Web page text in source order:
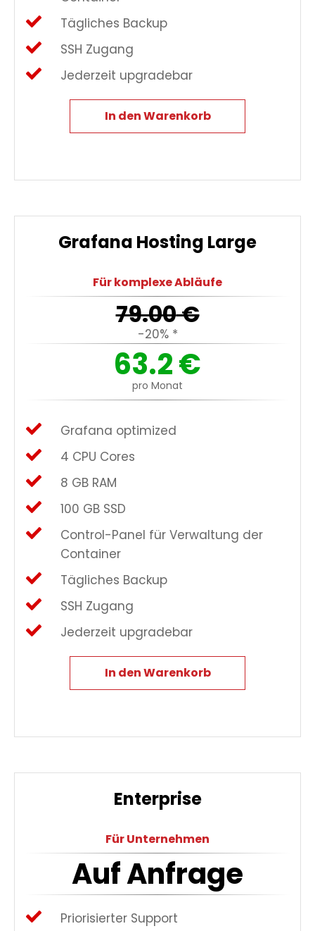
Tägliches Backup
SSH Zugang
Jederzeit upgradebar
In den Warenkorb
Grafana Hosting Large
Für komplexe Abläufe
79.00€
-20% *
63.2€
pro Monat
Grafana optimized
4 CPU Cores
8 GB RAM
100 GB SSD
Control-Panel für Verwaltung der
Container
Tägliches Backup
SSH Zugang
Jederzeit upgradebar
In den Warenkorb
Enterprise
Für Unternehmen
Auf Anfrage
Priorisierter Support